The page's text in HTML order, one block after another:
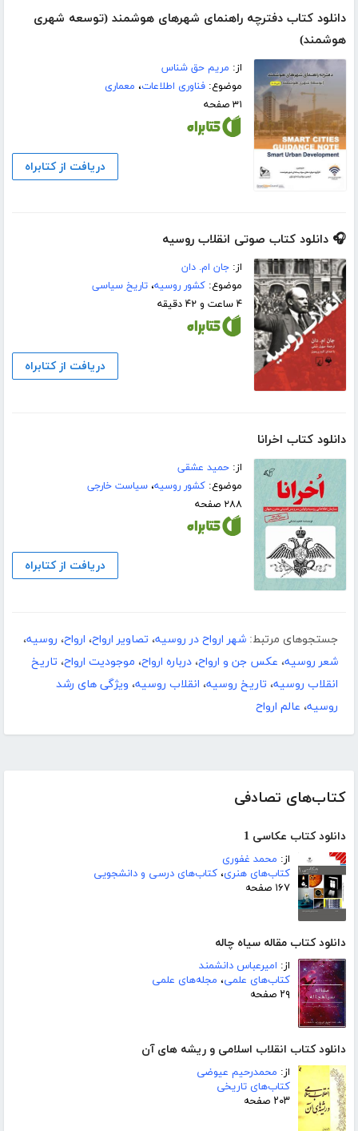
کتاب‌های تصادفی
دانلود کتاب عکاسی 1
از: محمد غفوری
کتاب‌های هنری، کتاب‌های درسی و دانشجویی
۱۶۷ صفحه
دانلود کتاب مقاله سیاه چاله
از: امیرعباس دانشمند
کتاب‌های علمی، مجله‌های علمی
۲۹ صفحه
دانلود کتاب انقلاب اسلامی و ریشه های آن
از: محمدرحیم عیوضی
کتاب‌های تاریخی
۲۰۳ صفحه
دانلود کتاب دفترچه راهنمای شهرهای هوشمند (توسعه شهری
هوشمند)
از: مریم حق شناس
موضوع:فناوری اطلاعات، معماری
۳۱ صفحه
دریافت از کتابراه
🎧 دانلود کتاب صوتی انقلاب روسیه
از:جان ام. دان
موضوع:کشور روسیه،تاریخ سیاسی
۴ ساعت و ۴۲ دقیقه
دریافت از کتابراه
دانلود کتاب اخرانا
از:حمید عشقی
موضوع:کشور روسیه،سیاست خارجی
۲۸۸ صفحه
دریافت از کتابراه
جستجوهای مرتبط: شهر ارواح در روسیه، تصاویر ارواح، ارواح، روسیه،
شعر روسیه، عکس جن و ارواح، درباره ارواح، موجودیت ارواح، تاریخ
انقلاب روسیه، تاریخ روسیه، انقلاب روسیه، ویژگی های رشد
روسیه، عالم ارواح